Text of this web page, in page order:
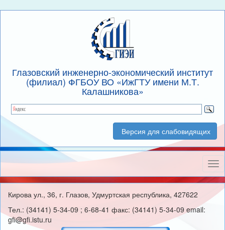
Глазовский инженерно-экономический институт
(филиал) ФГБОУ ВО «ИжГТУ имени М.Т.
Калашникова»
Версия для слабовидящих
Кирова ул., 36, г. Глазов, Удмуртская республика, 427622
Тел.: (34141) 5-34-09 ; 6-68-41 факс: (34141) 5-34-09 email:
gfi@gfi.istu.ru